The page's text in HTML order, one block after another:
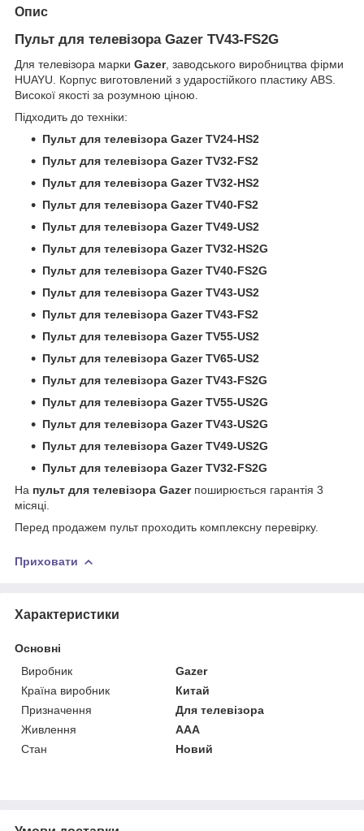
Опис
Пульт для телевізора Gazer TV43-FS2G
Для телевізора марки Gazer, заводського виробництва фірми
HUAYU. Корпус виготовлений з ударостійкого пластику ABS.
Високої якості за розумною ціною.
Підходить до техніки:
Пульт для телевізора Gazer TV24-HS2
Пульт для телевізора Gazer TV32-FS2
Пульт для телевізора Gazer TV32-HS2
Пульт для телевізора Gazer TV40-FS2
Пульт для телевізора Gazer TV49-US2
Пульт для телевізора Gazer TV32-HS2G
Пульт для телевізора Gazer TV40-FS2G
Пульт для телевізора Gazer TV43-US2
Пульт для телевізора Gazer TV43-FS2
Пульт для телевізора Gazer TV55-US2
Пульт для телевізора Gazer TV65-US2
Пульт для телевізора Gazer TV43-FS2G
Пульт для телевізора Gazer TV55-US2G
Пульт для телевізора Gazer TV43-US2G
Пульт для телевізора Gazer TV49-US2G
Пульт для телевізора Gazer TV32-FS2G
На пульт для телевізора Gazer поширюється гарантія 3
місяці.
Перед продажем пульт проходить комплексну перевірку.
Приховати
Характеристики
Основні
Виробник
Gazer
Країна виробник
Китай
Призначення
Для телевізора
Живлення
AAA
Стан
Новий